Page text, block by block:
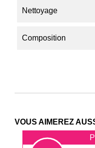
Nettoyage
Composition
VOUS AIMEREZ